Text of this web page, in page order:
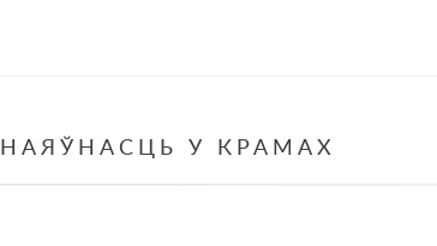
НАЯЎНАСЦЬ У КРАМАХ